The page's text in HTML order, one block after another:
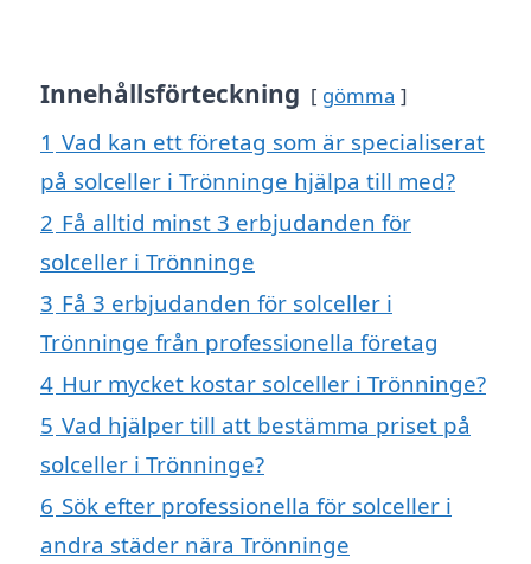
Innehållsförteckning gömma
1 Vad kan ett företag som är specialiserat
på solceller i Trönninge hjälpa till med?
2 Få alltid minst 3 erbjudanden för
solceller i Trönninge
3 Få 3 erbjudanden för solceller i
Trönninge från professionella företag
4 Hur mycket kostar solceller i Trönninge?
5 Vad hjälper till att bestämma priset på
solceller i Trönninge?
6 Sök efter professionella för solceller i
andra städer nära Trönninge